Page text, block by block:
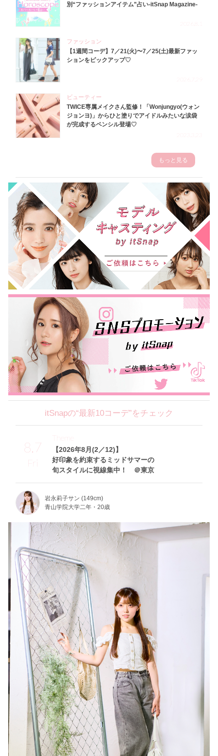
別“ファッションアイテム”占い-itSnap Magazine-
ファッション
【1週間コーデ】7／21(火)〜7／25(土)最新ファッ
ションをピックアップ♡
ビューティー
TWICE専属メイクさん監修！「Wonjungyo(ウォン
ジョンヨ)」からひと塗りでアイドルみたいな涙袋
が完成するペンシル登場♡
もっと見る
itSnapの“最新10コーデ”をチェック
8.7
Fri
【2026年8月(2／12)】
好印象を約束するミッドサマーの
旬スタイルに視線集中！ ＠東京
Theme
岩永莉子サン (149cm)
青山学院大学二年・20歳